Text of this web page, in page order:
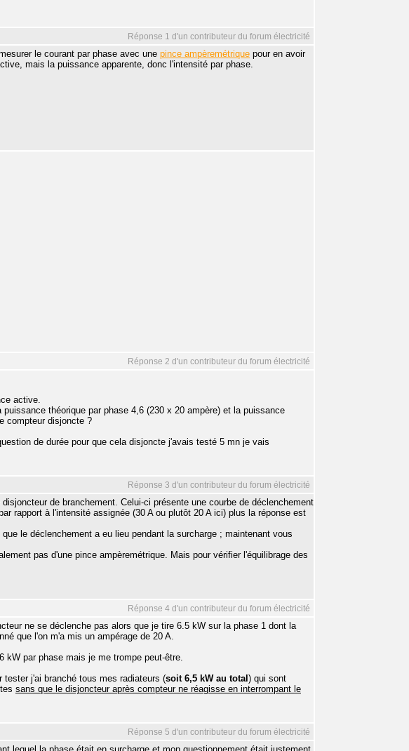
Réponse 1 d'un contributeur du forum électricité
le courant par phase avec une pince ampèremétrique pour en avoir
mais la puissance apparente, donc l'intensité par phase.
Réponse 2 d'un contributeur du forum électricité
active.
théorique par phase 4,6 (230 x 20 ampère) et la puissance
compteur disjoncte ?
de durée pour que cela disjoncte j'avais testé 5 mn je vais
Réponse 3 d'un contributeur du forum électricité
de branchement. Celui-ci présente une courbe de déclenchement
rapport à l'intensité assignée (30 A ou plutôt 20 A ici) plus la réponse est
le déclenchement a eu lieu pendant la surcharge ; maintenant vous
pas d'une pince ampèremétrique. Mais pour vérifier l'équilibrage des
Réponse 4 d'un contributeur du forum électricité
ne se déclenche pas alors que je tire 6.5 kW sur la phase 1 dont la
que l'on m'a mis un ampérage de 20 A.
kW par phase mais je me trompe peut-être.
tester j'ai branché tous mes radiateurs (soit 6,5 kW au total ) qui sont
sans que le disjoncteur après compteur ne réagisse en interrompant le
Réponse 5 d'un contributeur du forum électricité